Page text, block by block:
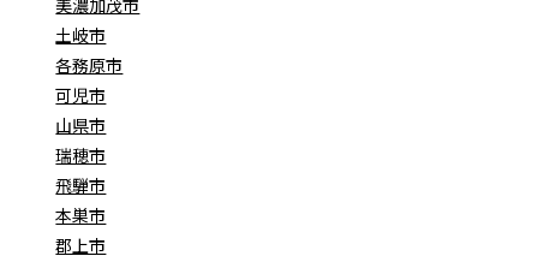
美濃加茂市
土岐市
各務原市
可児市
山県市
瑞穂市
飛騨市
本巣市
郡上市